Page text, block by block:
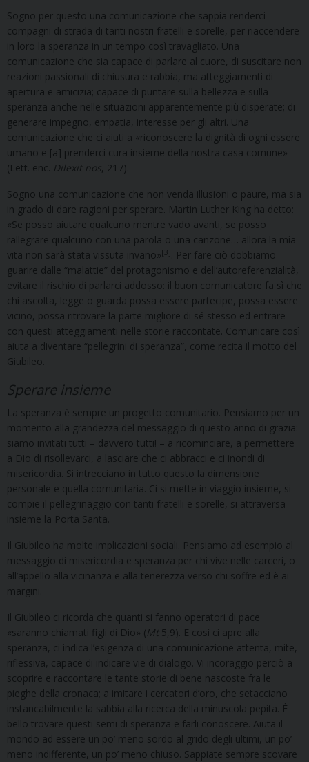
Sogno per questo una comunicazione che sappia renderci
compagni di strada di tanti nostri fratelli e sorelle, per riaccendere
in loro la speranza in un tempo così travagliato. Una
comunicazione che sia capace di parlare al cuore, di suscitare non
reazioni passionali di chiusura e rabbia, ma atteggiamenti di
apertura e amicizia; capace di puntare sulla bellezza e sulla
speranza anche nelle situazioni apparentemente più disperate; di
generare impegno, empatia, interesse per gli altri. Una
comunicazione che ci aiuti a «riconoscere la dignità di ogni essere
umano e [a] prenderci cura insieme della nostra casa comune»
(Lett. enc. Dilexit nos, 217).
Sogno una comunicazione che non venda illusioni o paure, ma sia
in grado di dare ragioni per sperare. Martin Luther King ha detto:
«Se posso aiutare qualcuno mentre vado avanti, se posso
rallegrare qualcuno con una parola o una canzone… allora la mia
vita non sarà stata vissuta invano»[3]
. Per fare ciò dobbiamo
guarire dalle “malattie” del protagonismo e dell’autoreferenzialità,
evitare il rischio di parlarci addosso: il buon comunicatore fa sì che
chi ascolta, legge o guarda possa essere partecipe, possa essere
vicino, possa ritrovare la parte migliore di sé stesso ed entrare
con questi atteggiamenti nelle storie raccontate. Comunicare così
aiuta a diventare “pellegrini di speranza”, come recita il motto del
Giubileo.
Sperare insieme
La speranza è sempre un progetto comunitario. Pensiamo per un
momento alla grandezza del messaggio di questo anno di grazia:
siamo invitati tutti – davvero tutti! – a ricominciare, a permettere
a Dio di risollevarci, a lasciare che ci abbracci e ci inondi di
misericordia. Si intrecciano in tutto questo la dimensione
personale e quella comunitaria. Ci si mette in viaggio insieme, si
compie il pellegrinaggio con tanti fratelli e sorelle, si attraversa
insieme la Porta Santa.
Il Giubileo ha molte implicazioni sociali. Pensiamo ad esempio al
messaggio di misericordia e speranza per chi vive nelle carceri, o
all’appello alla vicinanza e alla tenerezza verso chi soffre ed è ai
margini.
Il Giubileo ci ricorda che quanti si fanno operatori di pace
«saranno chiamati figli di Dio» (Mt 5,9). E così ci apre alla
speranza, ci indica l’esigenza di una comunicazione attenta, mite,
riflessiva, capace di indicare vie di dialogo. Vi incoraggio perciò a
scoprire e raccontare le tante storie di bene nascoste fra le
pieghe della cronaca; a imitare i cercatori d’oro, che setacciano
instancabilmente la sabbia alla ricerca della minuscola pepita. È
bello trovare questi semi di speranza e farli conoscere. Aiuta il
mondo ad essere un po’ meno sordo al grido degli ultimi, un po’
meno indifferente, un po’ meno chiuso. Sappiate sempre scovare